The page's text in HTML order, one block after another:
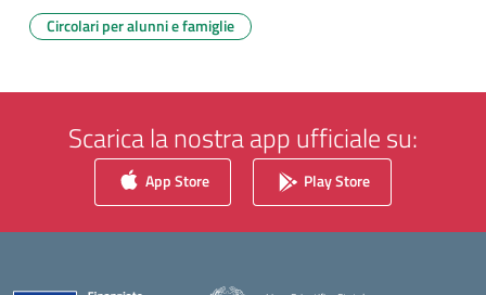
Circolari per alunni e famiglie
Scarica la nostra app ufficiale su:
App Store Play Store